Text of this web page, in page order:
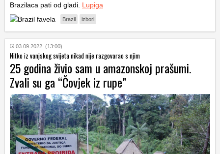
Brazilaca pati od gladi. Lupiga
Brazil izbori
03.09.2022. (13:00)
Nitko iz vanjskog svijeta nikad nije razgovarao s njim
25 godina živio sam u amazonskoj prašumi.
Zvali su ga “Čovjek iz rupe”